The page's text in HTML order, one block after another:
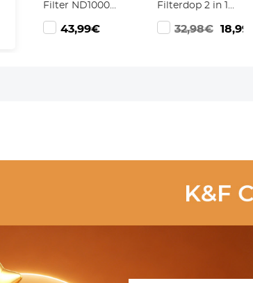
Filter ND1000
(10 Stop) ND
Filter HD
43,99€
Filterdop 2 in 1
Inschroefbare
Lensdop
32,98€ 18,99€